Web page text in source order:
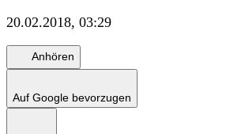
20.02.2018, 03:29
Anhören
Auf Google bevorzugen